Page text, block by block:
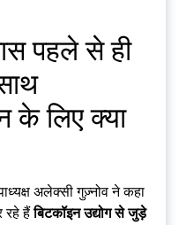
पहले से ही
के लिए क्या
अलेक्सी गुज़्नोव ने कहा
रहे हैंबिटकॉइन उद्योग से जुड़े